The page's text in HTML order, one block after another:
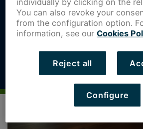
You can also revoke your
from the configuration option.
information, see our Cookies
Reject all
Configure